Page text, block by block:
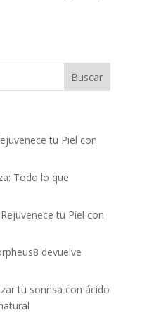
tu Piel con
Todo lo que
tu Piel con
devuelve
tu sonrisa con ácido